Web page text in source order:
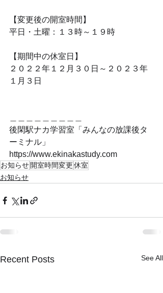
【変更後の開室時間】
平日・土曜：１３時～１９時
【期間中の休室日】
２０２２年１２月３０日～２０２３年
１月３日
後閑駅ナカ学習室「みんなの放課後タ
ーミナル」
https://www.ekinakastudy.com
お知らせ開室時間変更休室
お知らせ
Recent Posts See All